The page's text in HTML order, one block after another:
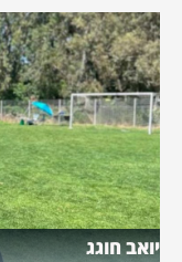
יואב חוגג